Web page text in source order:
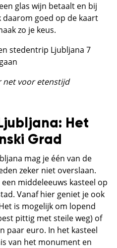
glas wijn betaalt en bij
daarom goed op de kaart
zo je keus.
net voor etenstijd
Het
Grad
mag je één van de
zeker niet overslaan.
middeleeuws kasteel op
Vanaf hier geniet je ook
is mogelijk om lopend
pittig met steile weg) of
paar euro. In het kasteel
van het monument en